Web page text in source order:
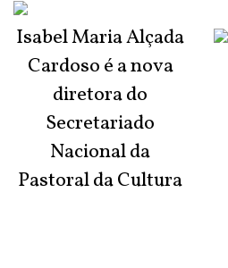
Isabel Maria Alçada
Cardoso é a nova
diretora do
Secretariado
Nacional da
Pastoral da Cultura